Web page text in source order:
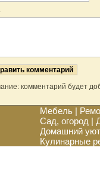
комментарий будет
Мебель |
Сад, огород |
Домашний уют
Кулинарные